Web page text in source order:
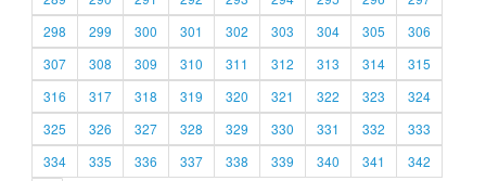
298
299 300 301 302 303 304 305
306
307
308 309 310 311 312 313 314
315
316
317 318 319 320 321 322 323
324
325
326 327 328 329 330 331 332
333
334
335 336 337 338 339 340 341 342